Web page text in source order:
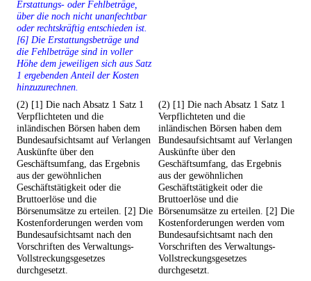
Erstattungs- oder Fehlbeträge,
über die noch nicht unanfechtbar
oder rechtskräftig entschieden ist.
[6] Die Erstattungsbeträge und
die Fehlbeträge sind in voller
Höhe dem jeweiligen sich aus Satz
1 ergebenden Anteil der Kosten
hinzuzurechnen.
(2) [1] Die nach Absatz 1 Satz 1
Verpflichteten und die
inländischen Börsen haben dem
Bundesaufsichtsamt auf Verlangen
Auskünfte über den
Geschäftsumfang, das Ergebnis
aus der gewöhnlichen
Geschäftstätigkeit oder die
Bruttoerlöse und die
Börsenumsätze zu erteilen. [2] Die
Kostenforderungen werden vom
Bundesaufsichtsamt nach den
Vorschriften des Verwaltungs-
Vollstreckungsgesetzes
durchgesetzt.
(2) [1] Die nach Absatz 1 Satz 1
Verpflichteten und die
inländischen Börsen haben dem
Bundesaufsichtsamt auf Verlangen
Auskünfte über den
Geschäftsumfang, das Ergebnis
aus der gewöhnlichen
Geschäftstätigkeit oder die
Bruttoerlöse und die
Börsenumsätze zu erteilen. [2] Die
Kostenforderungen werden vom
Bundesaufsichtsamt nach den
Vorschriften des Verwaltungs-
Vollstreckungsgesetzes
durchgesetzt.